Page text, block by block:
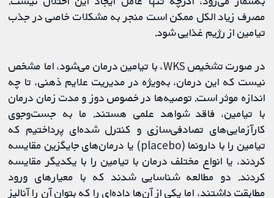
مصرف زیاد الکل ممکن است منجر به مشکلات خاصی در جذب
تیامین از رژیم غذایی شود.
در صورت تشخیص WKS، با تیامین درمان می‌شود، اما مشخص
نیست که این درمان، به‌ویژه در مدیریت علایم ذهنی، تا چه
اندازه موثر است. توصیه‌ها در خصوص دوز و مدت زمان درمان
با تیامین، فاقد شواهد علمی هستند. ما به جست‌وجوی
کارآزمایی‌های تصادفی‌سازی و کنترل شده‌ای پرداختیم که
تیامین را با دارونما (placebo) یا درمان‌های جایگزین مقایسه
کردند، یا انواع مختلف درمان با تیامین را با یکدیگر مقایسه
کردند. دو مطالعه شناسایی شدند که با معیارهای ورود
مطابقت داشتند، اما یکی از آن‌ها داده‌ای را که بتوان آن را آنالیز